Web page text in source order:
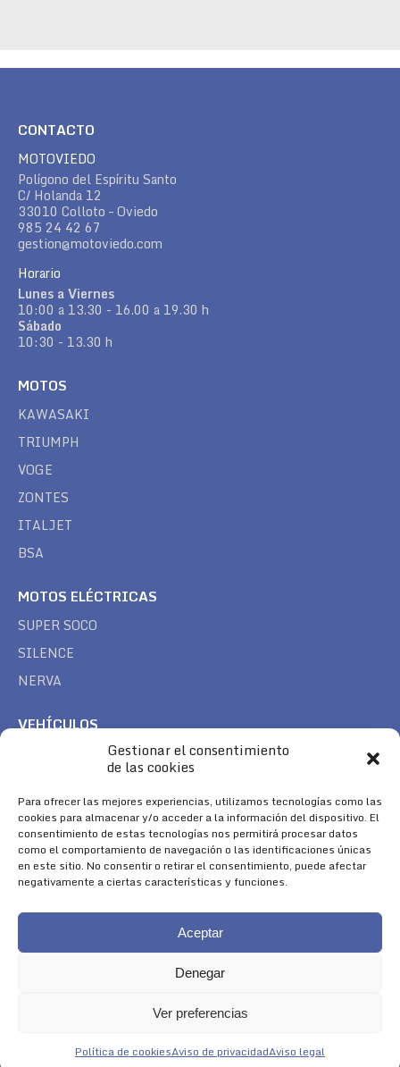
Gestionar el consentimiento
de las cookies
Para ofrecer las mejores experiencias, utilizamos tecnologías como las
cookies para almacenar y/o acceder a la información del dispositivo. El
consentimiento de estas tecnologías nos permitirá procesar datos
como el comportamiento de navegación o las identificaciones únicas
en este sitio. No consentir o retirar el consentimiento, puede afectar
negativamente a ciertas características y funciones.
Aceptar
Denegar
Ver preferencias
Política de cookiesAviso de privacidadAviso legal
CONTACTO
MOTOVIEDO
Polígono del Espíritu Santo
C/ Holanda 12
33010 Colloto – Oviedo
985 24 42 67
gestion@motoviedo.com
Horario
Lunes a Viernes
10:00 a 13.30 - 16.00 a 19.30 h
Sábado
10:30 - 13.30 h
MOTOS
KAWASAKI
TRIUMPH
VOGE
ZONTES
ITALJET
BSA
MOTOS ELÉCTRICAS
SUPER SOCO
SILENCE
NERVA
VEHÍCULOS
TREK
SÍGUENOS
Encuéntranos en:
Facebook
page
YouTube
page
Instagram
page
Aviso Legal|Política de Cookies